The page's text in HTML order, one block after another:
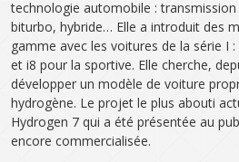
technologie automobile :
biturbo, hybride… Elle a introduit des
gamme avec les voitures de la série I
et i8 pour la sportive. Elle cherche,
développer un modèle de voiture
hydrogène. Le projet le plus abouti
Hydrogen 7 qui a été présentée au
encore commercialisée.